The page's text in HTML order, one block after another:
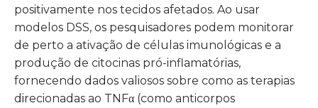
positivamente nos tecidos afetados. Ao usar
modelos DSS, os pesquisadores podem monitorar
de perto a ativação de células imunológicas e a
produção de citocinas pró-inflamatórias,
fornecendo dados valiosos sobre como as terapias
direcionadas ao TNFα (como anticorpos